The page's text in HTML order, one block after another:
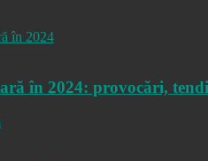
în 2024: provocări,